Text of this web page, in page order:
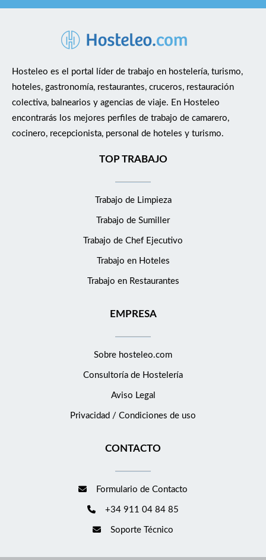
Hosteleo es el portal líder de trabajo en hostelería, turismo,
hoteles, gastronomía, restaurantes, cruceros, restauración
colectiva, balnearios y agencias de viaje. En Hosteleo
encontrarás los mejores perfiles de trabajo de camarero,
cocinero, recepcionista, personal de hoteles y turismo.
TOP TRABAJO
Trabajo de Limpieza
Trabajo de Sumiller
Trabajo de Chef Ejecutivo
Trabajo en Hoteles
Trabajo en Restaurantes
EMPRESA
Sobre hosteleo.com
Consultoría de Hostelería
Aviso Legal
Privacidad / Condiciones de uso
CONTACTO
Formulario de Contacto
+34 911 04 84 85
Soporte Técnico